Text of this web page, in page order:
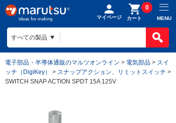
マイページ カート
0
MENU
電子部品・半導体通販のマルツオンライン > 電気部品 > スイ
ッチ（DigiKey）
> スナップアクション、リミットスイッチ >
SWITCH SNAP ACTION SPDT 15A 125V